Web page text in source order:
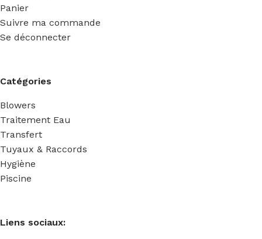
Panier
Suivre ma commande
Se déconnecter
Catégories
Blowers
Traitement Eau
Transfert
Tuyaux & Raccords
Hygiène
Piscine
Liens sociaux: